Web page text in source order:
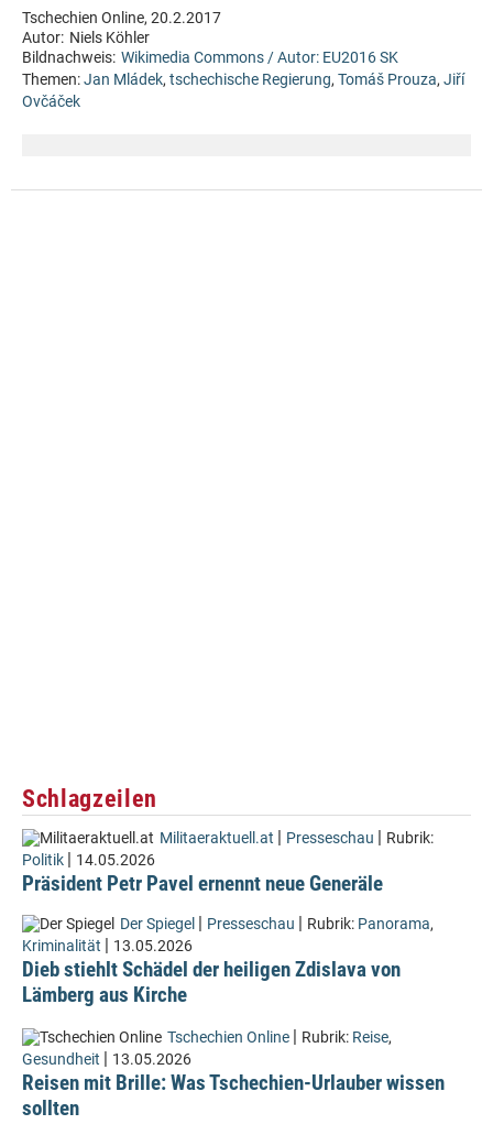
Tschechien Online, 20.2.2017
Autor: Niels Köhler
Bildnachweis: Wikimedia Commons / Autor: EU2016 SK
Themen:Jan Mládek, tschechische Regierung, Tomáš Prouza, Jiří
Ovčáček
Schlagzeilen
Militaeraktuell.at | Presseschau | Rubrik:
Politik | 14.05.2026
Präsident Petr Pavel ernennt neue Generäle
Der Spiegel | Presseschau | Rubrik: Panorama,
Kriminalität | 13.05.2026
Dieb stiehlt Schädel der heiligen Zdislava von
Lämberg aus Kirche
Tschechien Online | Rubrik: Reise,
Gesundheit | 13.05.2026
Reisen mit Brille: Was Tschechien-Urlauber wissen
sollten